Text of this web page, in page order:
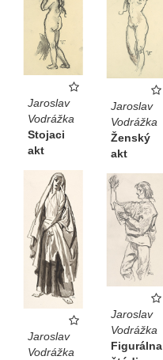
Jaroslav
Vodrážka
Ženský
akt
Jaroslav
Vodrážka
Stojaci
akt
Jaroslav
Vodrážka
Jaroslav
Vodrážka
Figurálna